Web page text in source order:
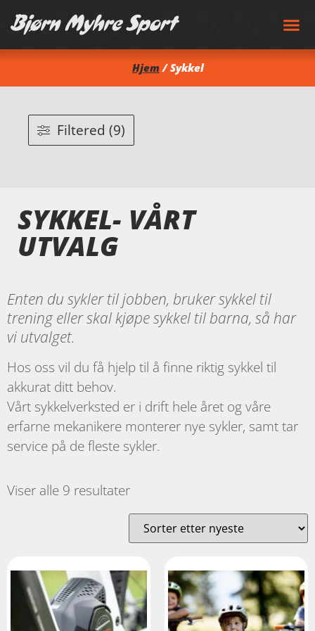
Hjem/ Sykkel
Filtered (9)
SYKKEL- VÅRT
UTVALG
Enten du sykler til jobben, bruker sykkel til
trening eller skal kjøpe sykkel til barna, så har
vi utvalget.
Hos oss vil du få hjelp til å finne riktig sykkel til
akkurat ditt behov.
Vårt sykkelverksted er i drift hele året og våre
erfarne mekanikere monterer nye sykler, samt tar
service på de fleste sykler.
Viser alle 9 resultater